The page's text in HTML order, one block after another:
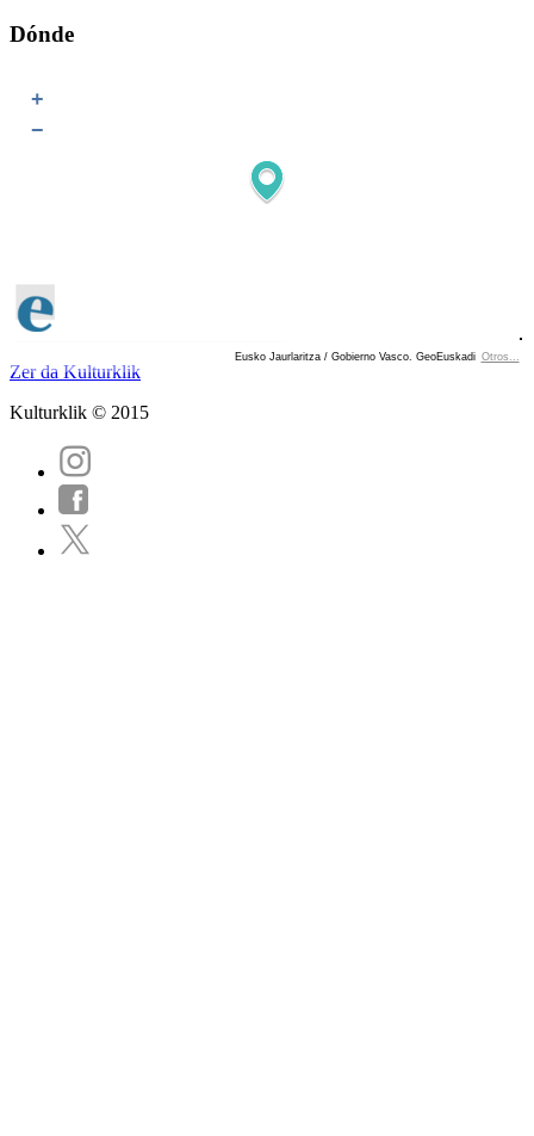
Dónde
+
−
Eusko Jaurlaritza / Gobierno Vasco. GeoEuskadi Otros...
Zer da Kulturklik
Kulturklik © 2015